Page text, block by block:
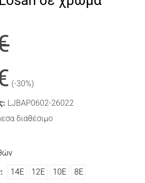
(-30%)
LJBAP0602-26022
διαθέσιμο
14Ε 12Ε 10Ε 8Ε